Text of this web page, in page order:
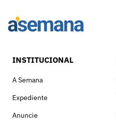
INSTITUCIONAL
A Semana
Expediente
Anuncie